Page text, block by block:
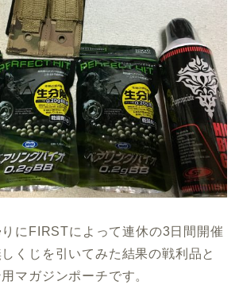
にFIRSTによって連休の3日間開催
くじを引いてみた結果の戦利品と
マガジンポーチです。